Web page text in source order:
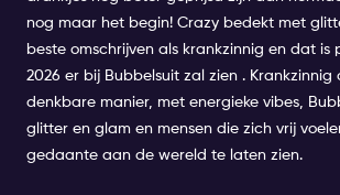
nog maar het begin! Crazy bedekt met
beste omschrijven als krankzinnig en dat is
2026 er bij Bubbelsuit zal zien . Krankzinnig
denkbare manier, met energieke vibes,
glitter en glam en mensen die zich vrij
gedaante aan de wereld te laten zien.